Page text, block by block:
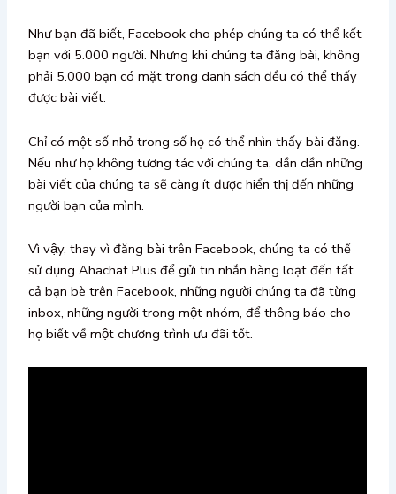
Như bạn đã biết, Facebook cho phép chúng ta có thể kết
bạn với 5.000 người. Nhưng khi chúng ta đăng bài, không
phải 5.000 bạn có mặt trong danh sách đều có thể thấy
được bài viết.
Chỉ có một số nhỏ trong số họ có thể nhìn thấy bài đăng.
Nếu như họ không tương tác với chúng ta, dần dần những
bài viết của chúng ta sẽ càng ít được hiển thị đến những
người bạn của mình.
Vì vậy, thay vì đăng bài trên Facebook, chúng ta có thể
sử dụng Ahachat Plus để gửi tin nhắn hàng loạt đến tất
cả bạn bè trên Facebook, những người chúng ta đã từng
inbox, những người trong một nhóm, để thông báo cho
họ biết về một chương trình ưu đãi tốt.